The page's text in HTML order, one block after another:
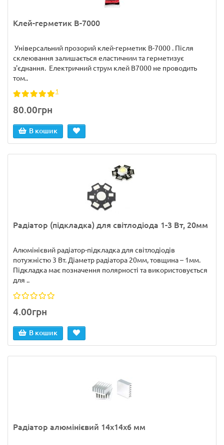
Клей-герметик B-7000
Універсальний прозорий клей-герметик B-7000 . Після
склеювання залишається еластичним та герметизує
з'єднання. Електричний струм клей B7000 не проводить
том..
1
80.00грн
В кошик
Радіатор (підкладка) для світлодіода 1-3 Вт, 20мм
Алюмінієвий радіатор-підкладка для світлодіодів
потужністю 3 Вт. Діаметр радіатора 20мм, товщина – 1мм.
Підкладка має позначення полярності та використовується
для ..
4.00грн
В кошик
Радіатор алюмінієвий 14х14х6 мм